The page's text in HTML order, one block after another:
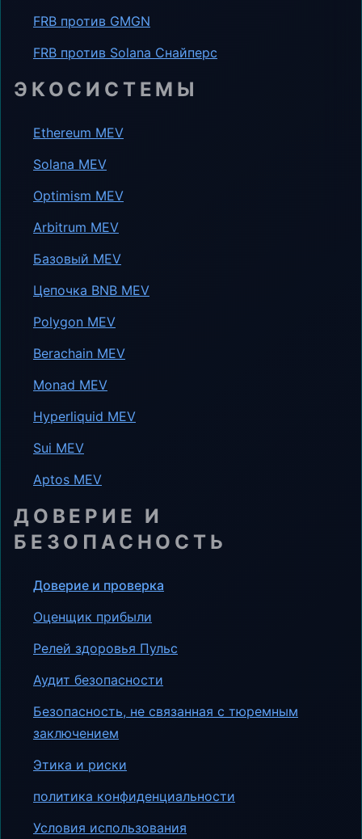
FRB против GMGN
FRB против Solana Снайперс
ЭКОСИСТЕМЫ
Ethereum MEV
Solana MEV
Optimism MEV
Arbitrum MEV
Базовый MEV
Цепочка BNB MEV
Polygon MEV
Berachain MEV
Monad MEV
Hyperliquid MEV
Sui MEV
Aptos MEV
ДОВЕРИЕ И
БЕЗОПАСНОСТЬ
Доверие и проверка
Оценщик прибыли
Релей здоровья Пульс
Аудит безопасности
Безопасность, не связанная с тюремным
заключением
Этика и риски
политика конфиденциальности
Условия использования